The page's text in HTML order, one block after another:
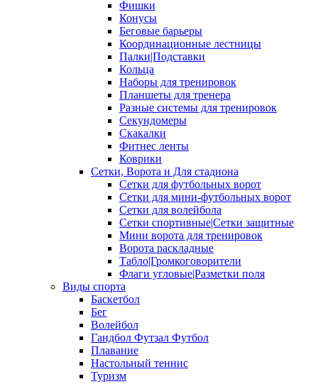
Фишки
Конусы
Беговые барьеры
Координационные лестницы
Палки|Подставки
Кольца
Наборы для тренировок
Планшеты для тренера
Разные системы для тренировок
Секундомеры
Скакалки
Фитнес ленты
Коврики
Сетки, Ворота и Для стадиона
Сетки для футбольных ворот
Сетки для мини-футбольных ворот
Сетки для волейбола
Сетки спортивные|Сетки защитные
Мини ворота для тренировок
Ворота раскладные
Табло|Громкоговорители
Флаги угловые|Разметки поля
Виды спорта
Баскетбол
Бег
Волейбол
Гандбол Футзал Футбол
Плавание
Настольный теннис
Туризм